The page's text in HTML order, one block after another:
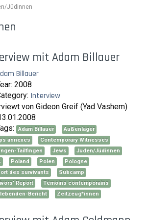
Jüdinnen
mit Adam Billauer
Billauer
2008
Interview
von Gideon Greif (Yad Vashem)
Adam Billauer
Außenlager
annexes
Contemporary Witnesses
Tailfingen
Jews
Juden/Jüdinnen
Poland Polen
Pologne
des survivants
Subcamp
Report
Témoins contemporains
Bericht
Zeitzeug*innen